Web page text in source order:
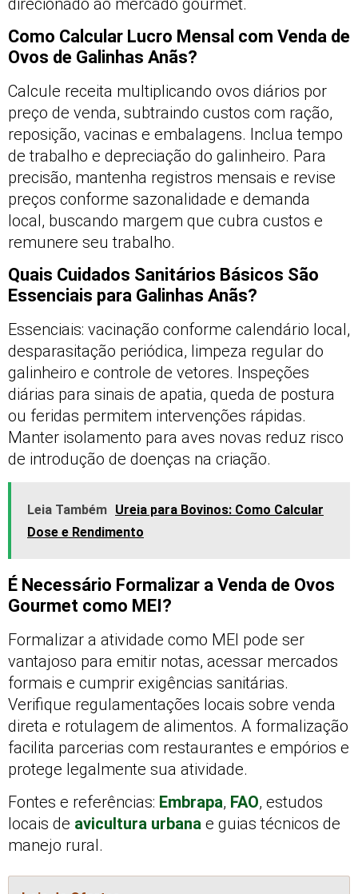
Como Calcular Lucro Mensal com Venda de
Ovos de Galinhas Anãs?
Calcule receita multiplicando ovos diários por
preço de venda, subtraindo custos com ração,
reposição, vacinas e embalagens. Inclua tempo
de trabalho e depreciação do galinheiro. Para
precisão, mantenha registros mensais e revise
preços conforme sazonalidade e demanda
local, buscando margem que cubra custos e
remunere seu trabalho.
Quais Cuidados Sanitários Básicos São
Essenciais para Galinhas Anãs?
Essenciais: vacinação conforme calendário local,
desparasitação periódica, limpeza regular do
galinheiro e controle de vetores. Inspeções
diárias para sinais de apatia, queda de postura
ou feridas permitem intervenções rápidas.
Manter isolamento para aves novas reduz risco
de introdução de doenças na criação.
Leia Também Ureia para Bovinos: Como Calcular
Dose e Rendimento
É Necessário Formalizar a Venda de Ovos
Gourmet como MEI?
Formalizar a atividade como MEI pode ser
vantajoso para emitir notas, acessar mercados
formais e cumprir exigências sanitárias.
Verifique regulamentações locais sobre venda
direta e rotulagem de alimentos. A formalização
facilita parcerias com restaurantes e empórios e
protege legalmente sua atividade.
Fontes e referências: Embrapa, FAO, estudos
locais de avicultura urbana e guias técnicos de
manejo rural.